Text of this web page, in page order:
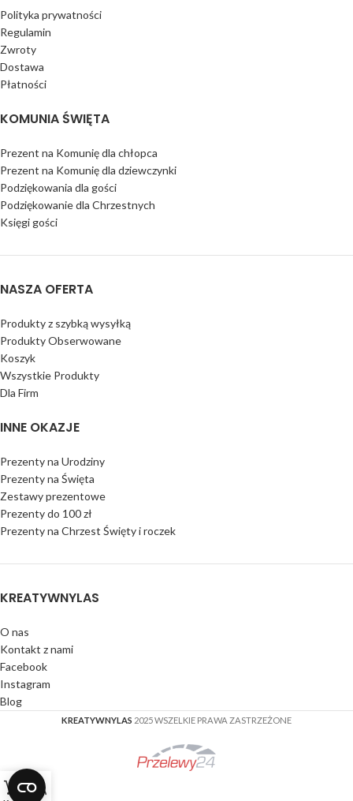
Polityka prywatności
Regulamin
Zwroty
Dostawa
Płatności
KOMUNIA ŚWIĘTA
Prezent na Komunię dla chłopca
Prezent na Komunię dla dziewczynki
Podziękowania dla gości
Podziękowanie dla Chrzestnych
Księgi gości
NASZA OFERTA
Produkty z szybką wysyłką
Produkty Obserwowane
Koszyk
Wszystkie Produkty
Dla Firm
INNE OKAZJE
Prezenty na Urodziny
Prezenty na Święta
Zestawy prezentowe
Prezenty do 100 zł
Prezenty na Chrzest Święty i roczek
KREATYWNYLAS
O nas
Kontakt z nami
Facebook
Instagram
Blog
KREATYWNYLAS 2025 WSZELKIE PRAWA ZASTRZEŻONE